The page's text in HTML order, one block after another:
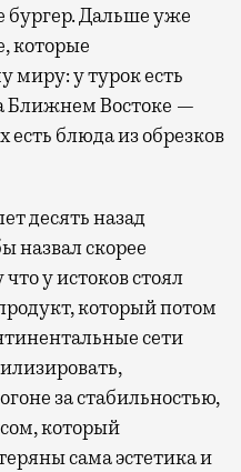
бургер. Дальше уже
которые
миру: у турок есть
Ближнем Востоке —
есть блюда из обрезков
десять назад
назвал скорее
у истоков стоял
который потом
сети
за стабильностью,
который
сама эстетика и